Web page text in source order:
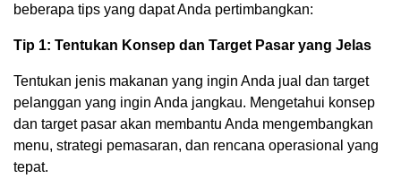
beberapa tips yang dapat Anda pertimbangkan:
Tip 1: Tentukan Konsep dan Target Pasar yang Jelas
Tentukan jenis makanan yang ingin Anda jual dan target
pelanggan yang ingin Anda jangkau. Mengetahui konsep
dan target pasar akan membantu Anda mengembangkan
menu, strategi pemasaran, dan rencana operasional yang
tepat.